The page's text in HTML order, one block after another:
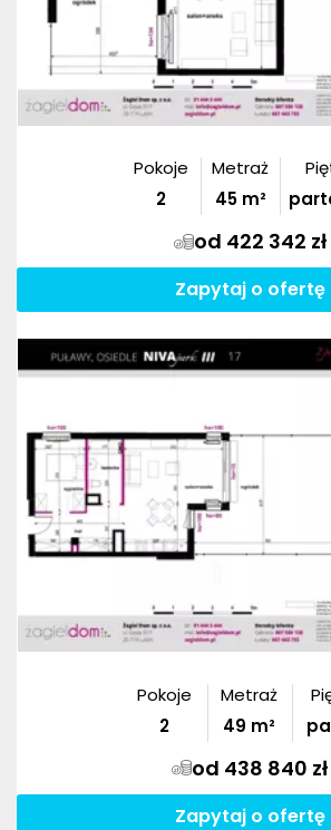
Pokoje
2
Metraż
45m²
od 422 342 zł
Zapytaj o ofertę
Pokoje
2
Metraż
49 m²
od 438 840 zł
Zapytaj o ofertę